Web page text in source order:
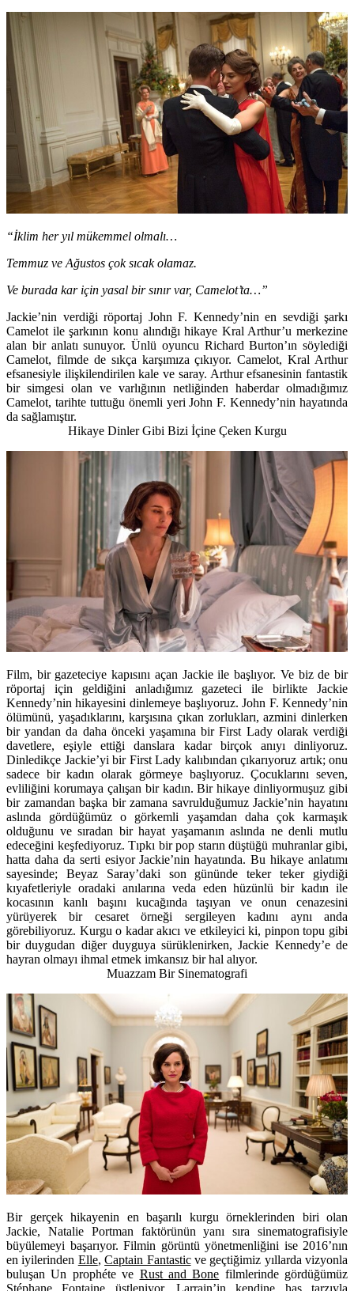
“İklim her yıl mükemmel olmalı…
Temmuz ve Ağustos çok sıcak olamaz.
Ve burada kar için yasal bir sınır var, Camelot’ta…”
Jackie’nin verdiği röportaj John F. Kennedy’nin en sevdiği şarkı
Camelot ile şarkının konu alındığı hikaye Kral Arthur’u merkezine
alan bir anlatı sunuyor. Ünlü oyuncu Richard Burton’ın söylediği
Camelot, filmde de sıkça karşımıza çıkıyor. Camelot, Kral Arthur
efsanesiyle ilişkilendirilen kale ve saray. Arthur efsanesinin fantastik
bir simgesi olan ve varlığının netliğinden haberdar olmadığımız
Camelot, tarihte tuttuğu önemli yeri John F. Kennedy’nin hayatında
da sağlamıştır.
Hikaye Dinler Gibi Bizi İçine Çeken Kurgu
Film, bir gazeteciye kapısını açan Jackie ile başlıyor. Ve biz de bir
röportaj için geldiğini anladığımız gazeteci ile birlikte Jackie
Kennedy’nin hikayesini dinlemeye başlıyoruz. John F. Kennedy’nin
ölümünü, yaşadıklarını, karşısına çıkan zorlukları, azmini dinlerken
bir yandan da daha önceki yaşamına bir First Lady olarak verdiği
davetlere, eşiyle ettiği danslara kadar birçok anıyı dinliyoruz.
Dinledikçe Jackie’yi bir First Lady kalıbından çıkarıyoruz artık; onu
sadece bir kadın olarak görmeye başlıyoruz. Çocuklarını seven,
evliliğini korumaya çalışan bir kadın. Bir hikaye dinliyormuşuz gibi
bir zamandan başka bir zamana savrulduğumuz Jackie’nin hayatını
aslında gördüğümüz o görkemli yaşamdan daha çok karmaşık
olduğunu ve sıradan bir hayat yaşamanın aslında ne denli mutlu
edeceğini keşfediyoruz. Tıpkı bir pop starın düştüğü muhranlar gibi,
hatta daha da serti esiyor Jackie’nin hayatında. Bu hikaye anlatımı
sayesinde; Beyaz Saray’daki son gününde teker teker giydiği
kıyafetleriyle oradaki anılarına veda eden hüzünlü bir kadın ile
kocasının kanlı başını kucağında taşıyan ve onun cenazesini
yürüyerek bir cesaret örneği sergileyen kadını aynı anda
görebiliyoruz. Kurgu o kadar akıcı ve etkileyici ki, pinpon topu gibi
bir duygudan diğer duyguya sürüklenirken, Jackie Kennedy’e de
hayran olmayı ihmal etmek imkansız bir hal alıyor.
Muazzam Bir Sinematografi
Bir gerçek hikayenin en başarılı kurgu örneklerinden biri olan
Jackie, Natalie Portman faktörünün yanı sıra sinematografisiyle
büyülemeyi başarıyor. Filmin görüntü yönetmenliğini ise 2016’nın
en iyilerinden Elle,Captain Fantasticve geçtiğimiz yıllarda vizyonla
buluşan Un prophéte ve Rust and Bone filmlerinde gördüğümüz
Stéphane Fontaine üstleniyor. Larrain’in kendine has tarzıyla